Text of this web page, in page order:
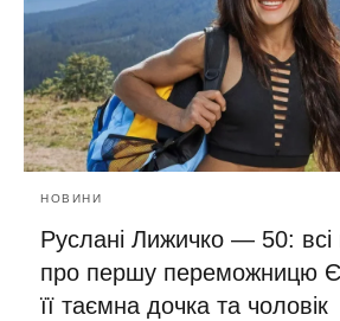
НОВИНИ
Руслані Лижичко — 50: всі
про першу переможницю
її таємна дочка та чоловік